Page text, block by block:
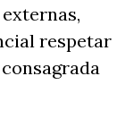
respetar